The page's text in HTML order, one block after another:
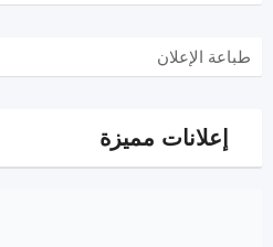
طباعة الإعلان
إعلانات مميزة